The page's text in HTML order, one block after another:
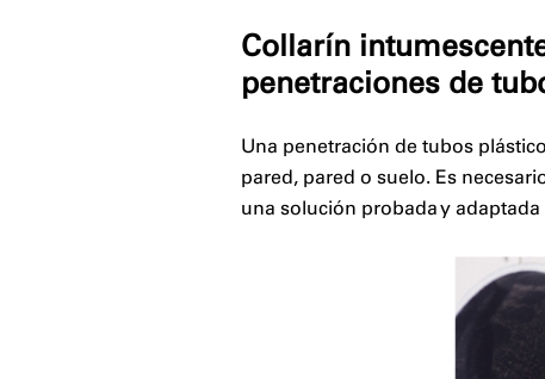
Collarín
penetraciones de
Una penetración de tubos
pared, pared o suelo. Es
una solución probada y